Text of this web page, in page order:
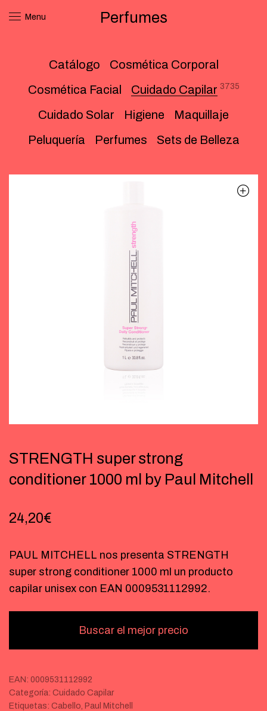
Menu Perfumes
Catálogo
Cosmética Corporal
Cosmética Facial
Cuidado Capilar 3735
Cuidado Solar Higiene
Maquillaje
Peluquería
Perfumes Sets de Belleza
STRENGTH super strong
conditioner 1000 ml by Paul Mitchell
24,20€
PAUL MITCHELL nos presenta STRENGTH
super strong conditioner 1000 ml un producto
capilar unisex con EAN 0009531112992.
Buscar el mejor precio
EAN: 0009531112992
Categoría: Cuidado Capilar
Etiquetas: Cabello, Paul Mitchell